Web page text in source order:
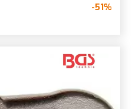
-51%